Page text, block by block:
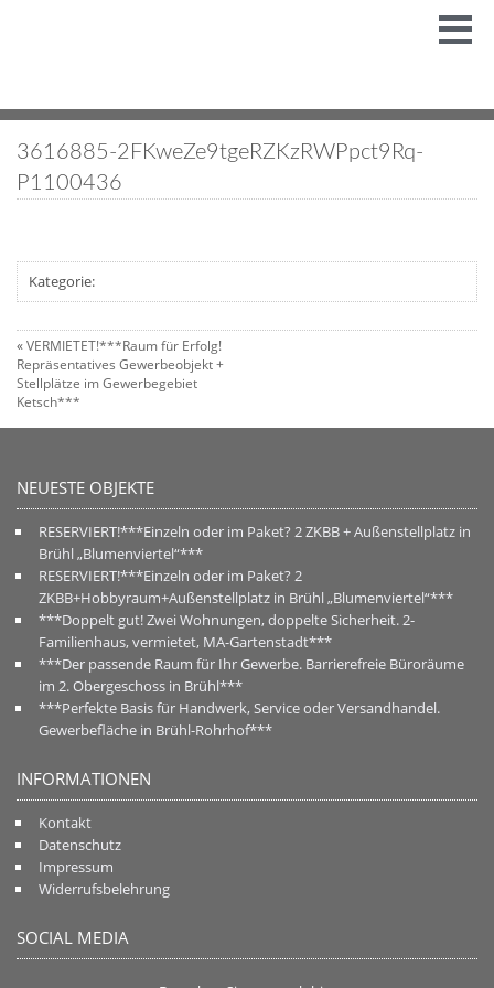
3616885-2FKweZe9tgeRZKzRWPpct9Rq-
P1100436
Kategorie:
«VERMIETET!***Raum für Erfolg!
Repräsentatives Gewerbeobjekt +
Stellplätze im Gewerbegebiet
Ketsch***
NEUESTE OBJEKTE
RESERVIERT!***Einzeln oder im Paket? 2 ZKBB + Außenstellplatz in
Brühl „Blumenviertel“***
RESERVIERT!***Einzeln oder im Paket? 2
ZKBB+Hobbyraum+Außenstellplatz in Brühl „Blumenviertel“***
***Doppelt gut! Zwei Wohnungen, doppelte Sicherheit. 2-
Familienhaus, vermietet, MA-Gartenstadt***
***Der passende Raum für Ihr Gewerbe. Barrierefreie Büroräume
im 2. Obergeschoss in Brühl***
***Perfekte Basis für Handwerk, Service oder Versandhandel.
Gewerbefläche in Brühl-Rohrhof***
INFORMATIONEN
Kontakt
Datenschutz
Impressum
Widerrufsbelehrung
SOCIAL MEDIA